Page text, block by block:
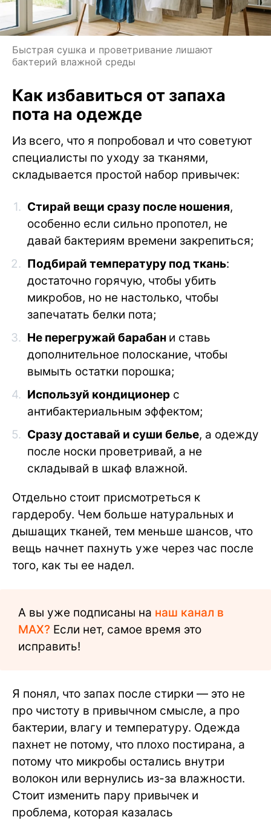
Быстрая сушка и проветривание лишают
бактерий влажной среды
Как избавиться от запаха
пота на одежде
Из всего, что я попробовал и что советуют
специалисты по уходу за тканями,
складывается простой набор привычек:
Стирай вещи сразу после ношения,
особенно если сильно пропотел, не
давай бактериям времени закрепиться;
Подбирай температуру под ткань:
достаточно горячую, чтобы убить
микробов, но не настолько, чтобы
запечатать белки пота;
Не перегружай барабан и ставь
дополнительное полоскание, чтобы
вымыть остатки порошка;
Используй кондиционер с
антибактериальным эффектом;
Сразу доставай и суши белье, а одежду
после носки проветривай, а не
складывай в шкаф влажной.
Отдельно стоит присмотреться к
гардеробу. Чем больше натуральных и
дышащих тканей, тем меньше шансов, что
вещь начнет пахнуть уже через час после
того, как ты ее надел.
А вы уже подписаны на наш канал в
MAX? Если нет, самое время это
исправить!
Я понял, что запах после стирки — это не
про чистоту в привычном смысле, а про
бактерии, влагу и температуру. Одежда
пахнет не потому, что плохо постирана, а
потому что микробы остались внутри
волокон или вернулись из-за влажности.
Стоит изменить пару привычек и
проблема, которая казалась